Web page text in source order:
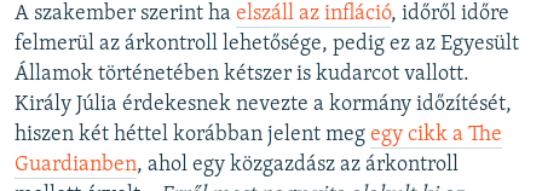
A szakember szerint ha elszáll az infláció, időről időre
felmerül az árkontroll lehetősége, pedig ez az Egyesült
Államok történetében kétszer is kudarcot vallott.
Király Júlia érdekesnek nevezte a kormány időzítését,
hiszen két héttel korábban jelent meg egy cikk a The
Guardianben, ahol egy közgazdász az árkontroll